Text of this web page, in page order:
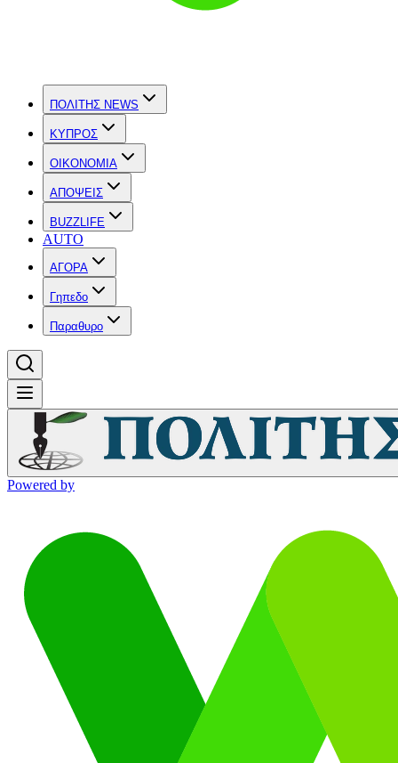
ΠΟΛΙΤΗΣ NEWS
ΚΥΠΡΟΣ
OIKONOMIA
ΑΠΟΨΕΙΣ
BUZZLIFE
AUTO
ΑΓΟΡΑ
Γηπεδο
Παραθυρο
Powered by